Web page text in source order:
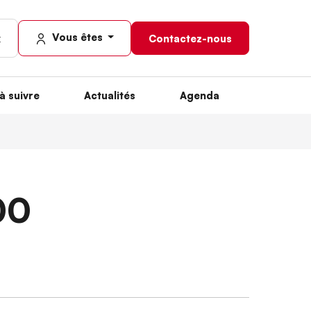
Vous êtes Contactez-nous
suivre Actualités Agenda